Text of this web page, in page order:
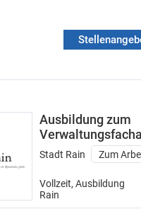
Ausbildung zum
Stadt Rain Zum
Vollzeit, Ausbildung
Rain